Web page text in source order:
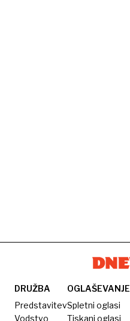
DRUŽBA
Predstavitev
Vodstvo
OGLAŠEVANJE
Spletni oglasi
Tiskani oglasi